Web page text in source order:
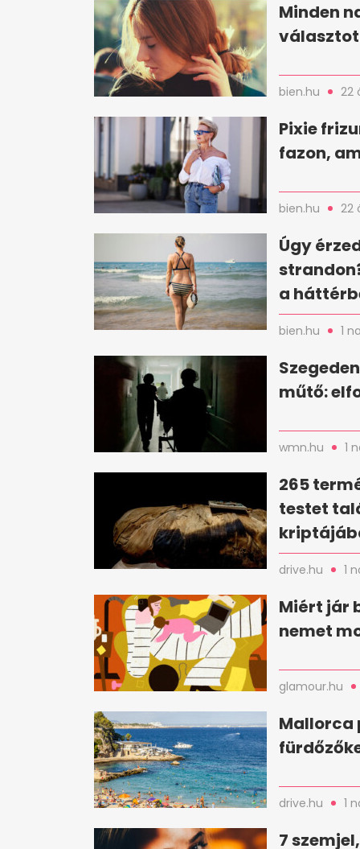
Minden
bien.hu 22
Pixie
fazon,
bien.hu 22
Úgy
a
bien.hu 1
műtő:
wmn.hu 1
265
testet
drive.hu 1
Miért jár
nemet
glamour.hu
Mallorca
drive.hu 1
7